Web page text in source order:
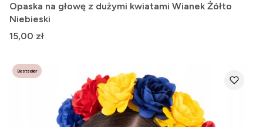
Opaska na głowę z dużymi kwiatami Wianek Żółto
Niebieski
Cena
15,00 zł
Bestseller